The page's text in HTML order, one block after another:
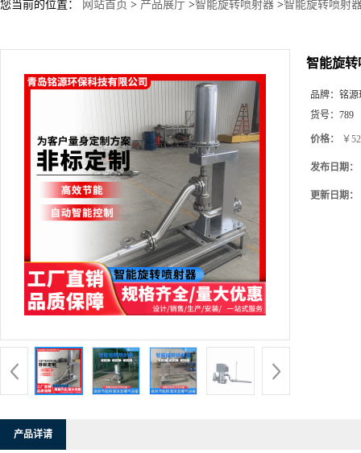
您当前的位置： 网站首页 > 产品展厅 >智能旋转喷射器 >智能旋转喷射
智能旋转
品牌： 铭源
货号： 789
价格： ￥
发布日期：
更新日期：
产品详请